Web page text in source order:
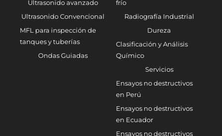
Ultrasonido avanzado
Ultrasonido Convencional
MFL para inspección de
tanques y tuberías
Ondas Guiadas
frío
Radiografía Industrial
Dureza
Clasificación y Análisis
Químico
Servicios
Ensayos no destructivos
en Perú
Ensayos no destructivos
en Ecuador
Ensayos no destructivos